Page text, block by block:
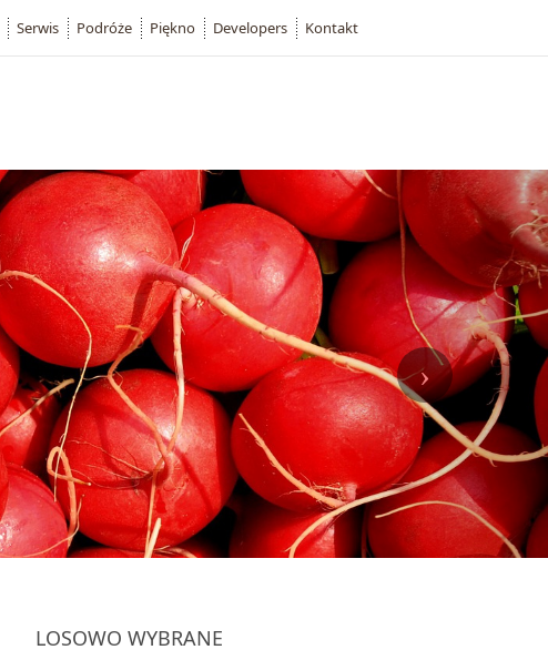
LOSOWO WYBRANE
Serwis Podróże Piękno Developers Kontakt